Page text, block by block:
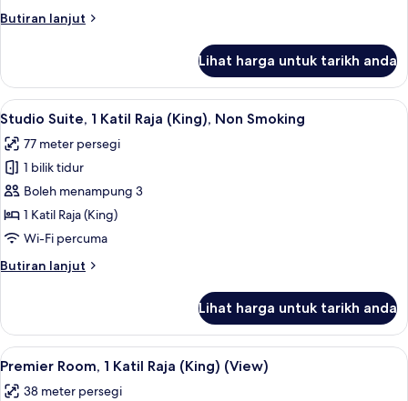
Ratu
Butiran lanjut
Butiran
Room,
Katil
(Queen)
Lihat harga untuk tarikh anda
Lihat
semua
foto
untuk
Studio
Suite,
1
Raja
Smoking
55 inci televisyen LED dengan kabel,
9
Studio Suite, 1 Katil Raja (King), Non Smoking
77 meter persegi
1 bilik tidur
Boleh menampung 3
1 Katil Raja (King)
Wi-Fi percuma
Butiran lanjut
Butiran
Suite,
Katil
(King),
Lihat harga untuk tarikh anda
Lihat
semua
Peralatan tempat tidur premium,
8
Premier Room, 1 Katil Raja (King) (View)
38 meter persegi